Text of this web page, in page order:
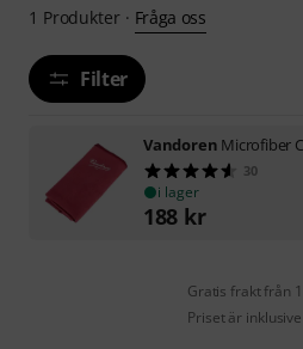
1 Produkter· Fråga oss
Filter
Vandoren Microfiber
30
i lager
188 kr
Gratis frakt från
Priset är